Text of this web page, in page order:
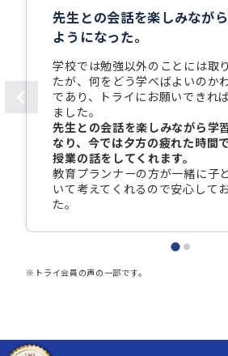
先生との会話を楽しみなが
ようになった。
学校では勉強以外のことには取
たが、何をどう学べばよいのか
であり、トライにお願いできれ
ました。
先生との会話を楽しみながら学
なり、今では夕方の疲れた時間
授業の話をしてくれます。
教育プランナーの方が一緒に子
いて考えてくれるので安心して
た。
※トライ会員の声の一部です。